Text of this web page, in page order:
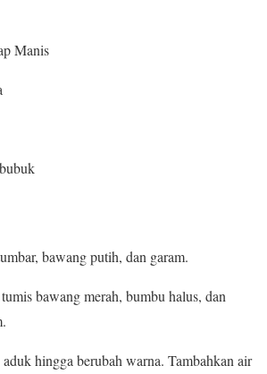
Manis
bawang putih, dan garam.
bawang merah, bumbu halus, dan
hingga berubah warna. Tambahkan air